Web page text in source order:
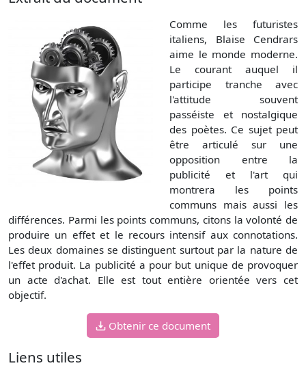
Comme les futuristes
italiens, Blaise Cendrars
aime le monde moderne.
Le courant auquel il
participe tranche avec
l'attitude souvent
passéiste et nostalgique
des poètes. Ce sujet peut
être articulé sur une
opposition entre la
publicité et l'art qui
montrera les points
communs mais aussi les
différences. Parmi les points communs, citons la volonté de
produire un effet et le recours intensif aux connotations.
Les deux domaines se distinguent surtout par la nature de
l'effet produit. La publicité a pour but unique de provoquer
un acte d'achat. Elle est tout entière orientée vers cet
objectif.
Obtenir ce document
Liens utiles